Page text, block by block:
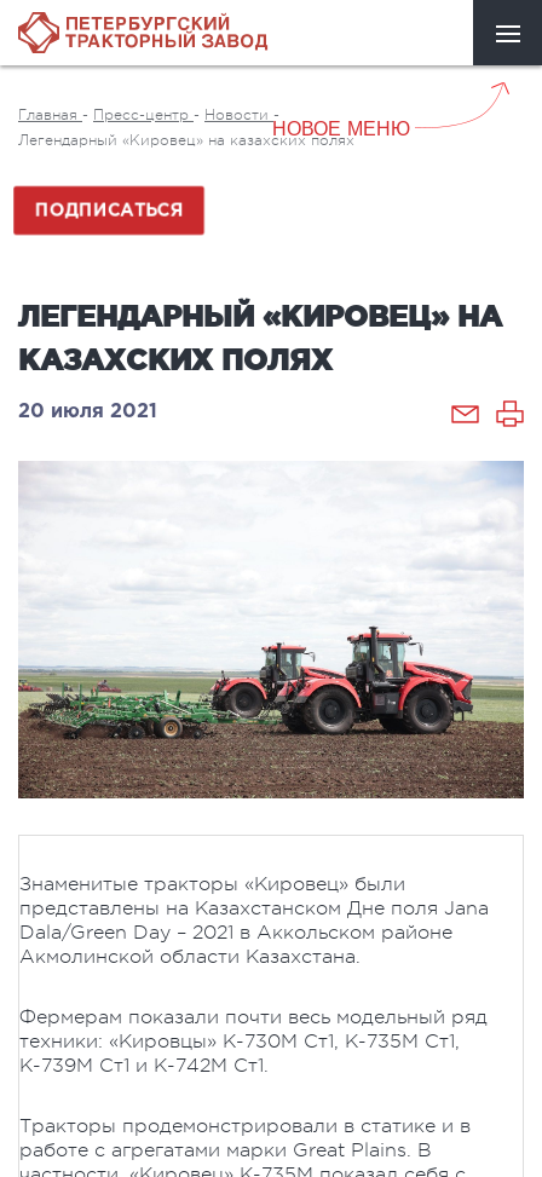
НОВОЕ МЕНЮ
Главная - Пресс-центр - Новости -
Легендарный «Кировец» на казахских полях
ПОДПИСАТЬСЯ
ЛЕГЕНДАРНЫЙ «КИРОВЕЦ» НА
КАЗАХСКИХ ПОЛЯХ
20 июля 2021
Знаменитые тракторы «Кировец» были
представлены на Казахстанском Дне поля Jana
Dala/Green Day – 2021 в Аккольском районе
Акмолинской области Казахстана.
Фермерам показали почти весь модельный ряд
техники: «Кировцы» К-730М Ст1, К-735М Ст1,
К-739М Ст1 и К-742М Ст1.
Тракторы продемонстрировали в статике и в
работе с агрегатами марки Great Plains. В